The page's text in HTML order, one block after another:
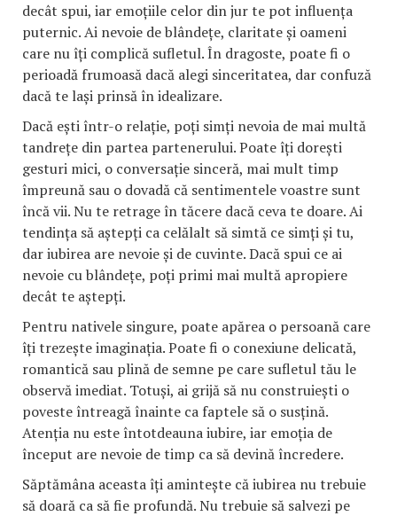
decât spui, iar emoțiile celor din jur te pot influența
puternic. Ai nevoie de blândețe, claritate și oameni
care nu îți complică sufletul. În dragoste, poate fi o
perioadă frumoasă dacă alegi sinceritatea, dar confuză
dacă te lași prinsă în idealizare.
Dacă ești într-o relație, poți simți nevoia de mai multă
tandrețe din partea partenerului. Poate îți dorești
gesturi mici, o conversație sinceră, mai mult timp
împreună sau o dovadă că sentimentele voastre sunt
încă vii. Nu te retrage în tăcere dacă ceva te doare. Ai
tendința să aștepți ca celălalt să simtă ce simți și tu,
dar iubirea are nevoie și de cuvinte. Dacă spui ce ai
nevoie cu blândețe, poți primi mai multă apropiere
decât te aștepți.
Pentru nativele singure, poate apărea o persoană care
îți trezește imaginația. Poate fi o conexiune delicată,
romantică sau plină de semne pe care sufletul tău le
observă imediat. Totuși, ai grijă să nu construiești o
poveste întreagă înainte ca faptele să o susțină.
Atenția nu este întotdeauna iubire, iar emoția de
început are nevoie de timp ca să devină încredere.
Săptămâna aceasta îți amintește că iubirea nu trebuie
să doară ca să fie profundă. Nu trebuie să salvezi pe